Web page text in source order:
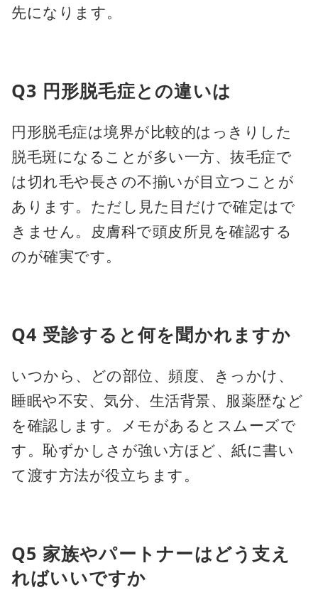
先になります。
Q3 円形脱毛症との違いは
円形脱毛症は境界が比較的はっきりした
脱毛斑になることが多い一方、抜毛症で
は切れ毛や長さの不揃いが目立つことが
あります。ただし見た目だけで確定はで
きません。皮膚科で頭皮所見を確認する
のが確実です。
Q4 受診すると何を聞かれますか
いつから、どの部位、頻度、きっかけ、
睡眠や不安、気分、生活背景、服薬歴など
を確認します。メモがあるとスムーズで
す。恥ずかしさが強い方ほど、紙に書い
て渡す方法が役立ちます。
Q5 家族やパートナーはどう支え
ればいいですか